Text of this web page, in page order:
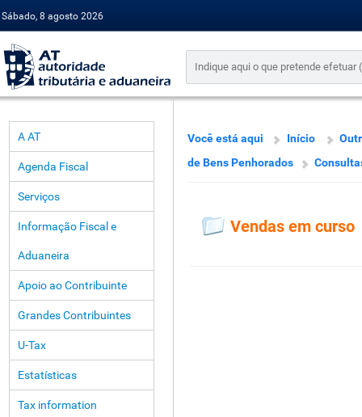
Sábado, 8 agosto 2026
A AT
Agenda Fiscal
Serviços
Informação Fiscal e
Aduaneira
Apoio ao Contribuinte
Grandes Contribuintes
U-Tax
Estatísticas
Tax information
Você está aqui Início
de Bens Penhorados
Vendas em curso